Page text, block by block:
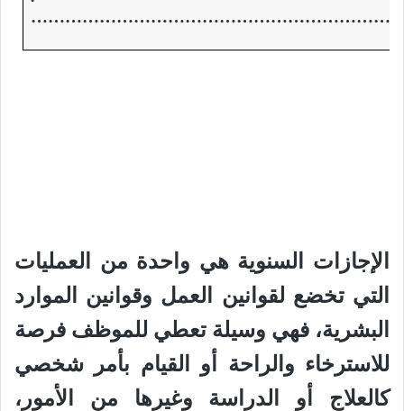
الإجازات السنوية هي واحدة من العمليات
التي تخضع لقوانين العمل وقوانين الموارد
البشرية، فهي وسيلة تعطي للموظف فرصة
للاسترخاء والراحة أو القيام بأمر شخصي
كالعلاج أو الدراسة وغيرها من الأمور،